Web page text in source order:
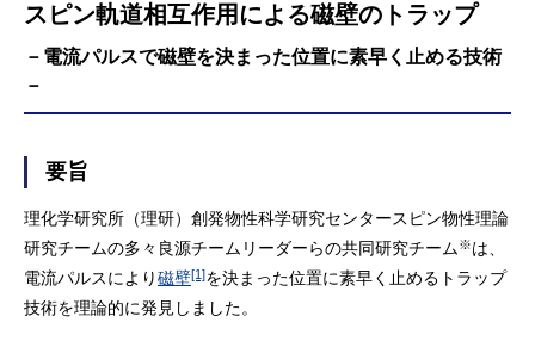
スピン軌道相互作用による磁壁のトラップ
－電流パルスで磁壁を決まった位置に素早く止める技術
－
要旨
理化学研究所（理研）創発物性科学研究センタースピン物性理論
研究チームの多々良源チームリーダーらの共同研究チーム※は、
電流パルスにより磁壁[1]を決まった位置に素早く止めるトラップ
技術を理論的に発見しました。